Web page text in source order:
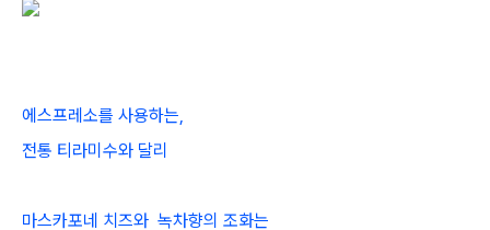
에스프레소를 사용하는,
전통 티라미수와 달리
마스카포네 치즈와 녹차향의 조화는